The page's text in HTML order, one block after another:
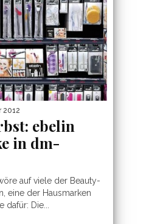
2012
ebelin
in dm-
auf viele der Beauty-
eine der Hausmarken
Die...